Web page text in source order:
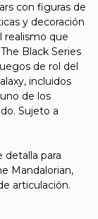
con figuras de
y decoración
realismo que
Black Series
de rol del
incluidos
de los
Sujeto a
detalla para
Mandalorian,
articulación.